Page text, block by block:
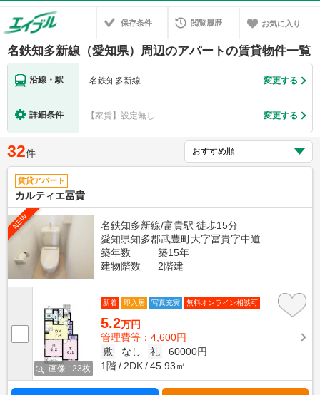
保存条件 閲覧履歴 お気に入り
名鉄知多新線（愛知県）周辺のアパートの賃貸物件一覧
沿線・駅 -名鉄知多新線 変更する
詳細条件 【家賃】設定無し 変更する
32件
賃貸アパート
カルティエ冨貴
NEW
名鉄知多新線/富貴駅 徒歩15分
愛知県知多郡武豊町大字冨貴字中道
築年数
築15年
建物階数
2階建
画像 : 23枚
新着 即入居 写真充実 無料オンライン相談可
5.2万円
管理費等：4,600円
敷
なし 礼
60000円
1階
2DK 45.93㎡